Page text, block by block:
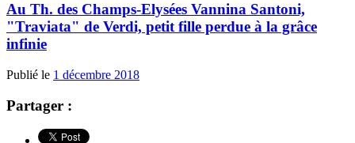
Au Th. des Champs-Elysées Vannina Santoni,
"Traviata" de Verdi, petit fille perdue à la grâce
infinie
Publié le 1 décembre 2018
Partager :